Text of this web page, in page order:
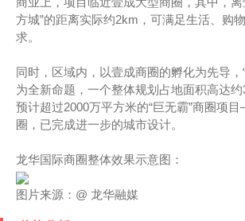
方城”的距离实际约2km，可满足生活、购
求。
同时，区域内，以壹成商圈的孵化为先导，
为全新命题，一个整体规划占地面积高达
预计超过2000万平方米的“巨无霸”商圈项
圈，已完成进一步的城市设计。
龙华国际商圈整体效果示意图：
图片来源：@ 龙华融媒